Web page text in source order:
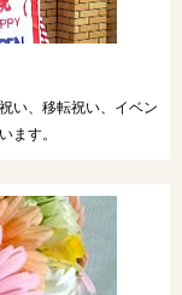
い、移転祝い、イベン
ます。